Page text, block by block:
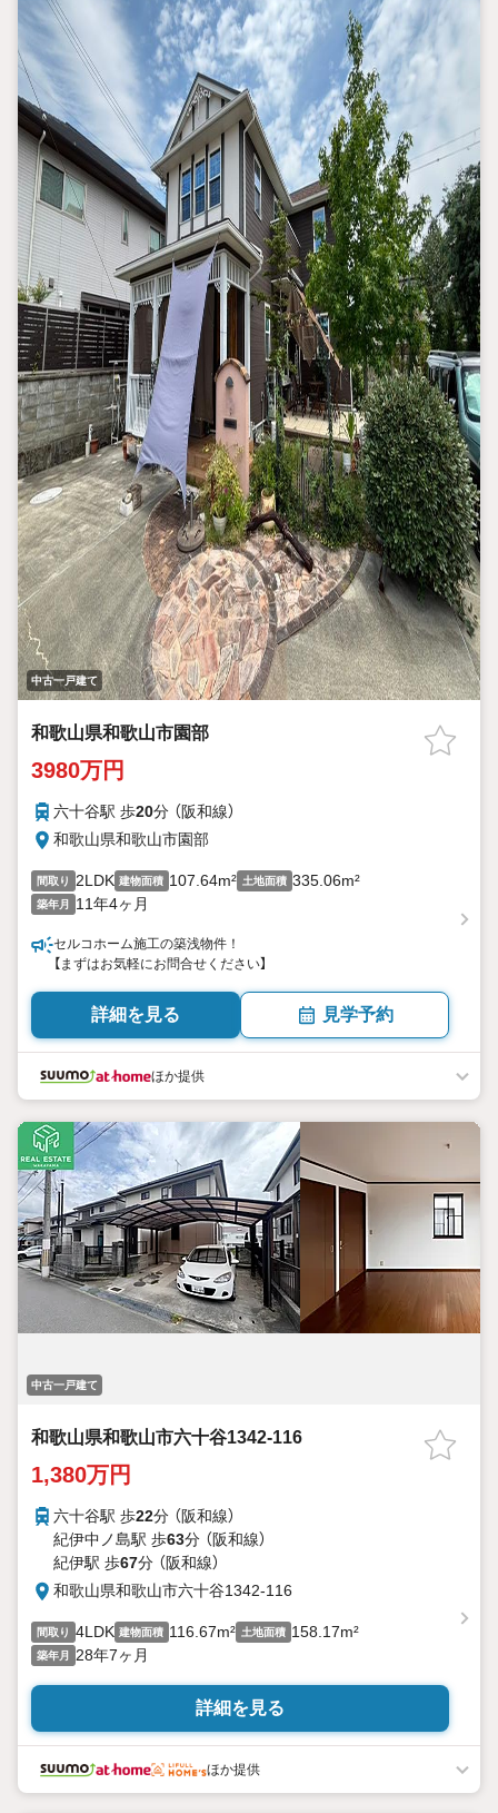
中古一戸建て
和歌山県和歌山市園部
3980万円
六十谷駅 歩20分 （阪和線）
和歌山県和歌山市園部
間取り 2LDK 建物面積 107.64m² 土地面積 335.06m²
築年月 11年4ヶ月
セルコホーム施工の築浅物件！
【まずはお気軽にお問合せください】
詳細を見る 見学予約
ほか提供
中古一戸建て
和歌山県和歌山市六十谷1342-116
1,380万円
六十谷駅 歩22分 （阪和線）
紀伊中ノ島駅 歩63分 （阪和線）
紀伊駅 歩67分 （阪和線）
和歌山県和歌山市六十谷1342-116
間取り 4LDK 建物面積 116.67m² 土地面積 158.17m²
築年月 28年7ヶ月
詳細を見る
ほか提供